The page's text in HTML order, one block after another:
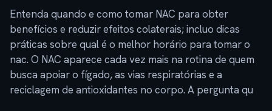
Entenda quando e como tomar NAC para obter
benefícios e reduzir efeitos colaterais; incluo dicas
práticas sobre qual é o melhor horário para tomar o
nac. O NAC aparece cada vez mais na rotina de quem
busca apoiar o fígado, as vias respiratórias e a
reciclagem de antioxidantes no corpo. A pergunta qu